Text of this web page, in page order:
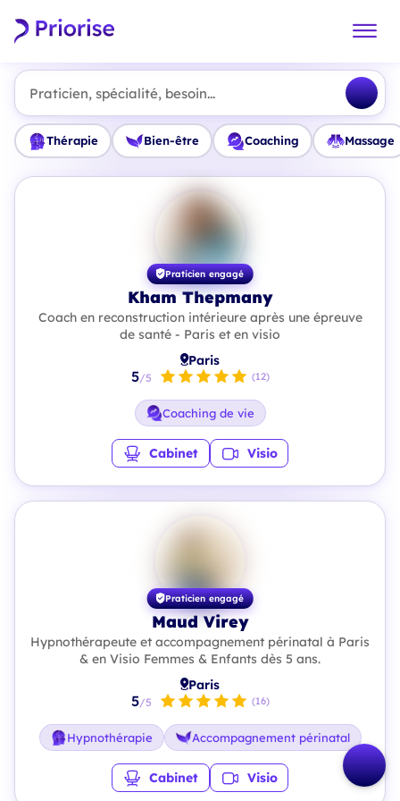
Praticien, spécialité, besoin...
Thérapie Bien-être Coaching Massage
Praticien engagé
Kham Thepmany
Coach en reconstruction intérieure après une épreuve
de santé - Paris et en visio
Paris
5/5 (12)
Coaching de vie
Cabinet Visio
Praticien engagé
Maud Virey
Hypnothérapeute et accompagnement périnatal à Paris
& en Visio Femmes & Enfants dès 5 ans.
Paris
5/5 (16)
Hypnothérapie Accompagnement périnatal
Cabinet Visio